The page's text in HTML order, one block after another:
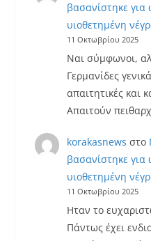
βασανίστηκε για
υιοθετημένη
11 Οκτωβρίου 2025
Ναι σύμφωνοι,
Γερμανίδες
απαιτητικές και
Απαιτούν
korakasnews στο
βασανίστηκε για
υιοθετημένη
11 Οκτωβρίου 2025
Ηταν το
Πάντως έχει